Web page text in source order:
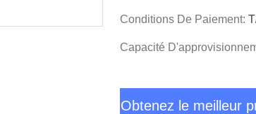
Conditions De Paiement:
Capacité
Obtenez le meilleur